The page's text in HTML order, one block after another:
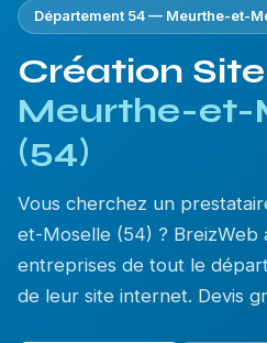
Département 54 — Meurthe-et-
Création
Meurthe-et-
(54)
Vous cherchez un
et-Moselle (54) ? BreizWeb
entreprises de tout le
de leur site internet. Devis